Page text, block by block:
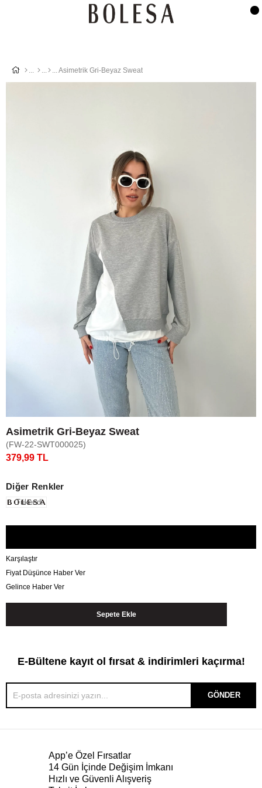
Asimetrik Gri-Beyaz Sweat
Asimetrik Gri-Beyaz Sweat
(FW-22-SWT000025)
379,99 TL
Diğer Renkler
Tükendi
Karşılaştır
Fiyat Düşünce Haber Ver
Gelince Haber Ver
E-Bültene kayıt ol fırsat & indirimleri kaçırma!
GÖNDER
App’e Özel Fırsatlar
14 Gün İçinde Değişim İmkanı
Hızlı ve Güvenli Alışveriş